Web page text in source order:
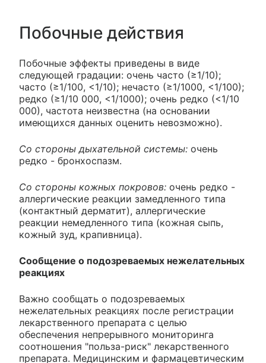
Побочные действия
Побочные эффекты приведены в виде
следующей градации: очень часто (≥1/10);
часто (≥1/100, <1/10); нечасто (≥1/1000, <1/100);
редко (≥1/10 000, <1/1000); очень редко (<1/10
000), частота неизвестна (на основании
имеющихся данных оценить невозможно).
Со стороны дыхательной системы: очень
редко - бронхоспазм.
Со стороны кожных покровов: очень редко -
аллергические реакции замедленного типа
(контактный дерматит), аллергические
реакции немедленного типа (кожная сыпь,
кожный зуд, крапивница).
Сообщение о подозреваемых нежелательных
реакциях
Важно сообщать о подозреваемых
нежелательных реакциях после регистрации
лекарственного препарата с целью
обеспечения непрерывного мониторинга
соотношения "польза-риск" лекарственного
препарата. Медицинским и фармацевтическим